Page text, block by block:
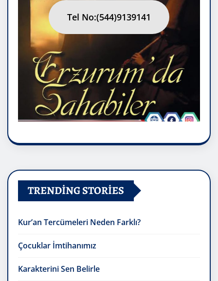
Tel No:(544)9139141
TRENDING STORIES
Kur’an Tercümeleri Neden Farklı?
Çocuklar İmtihanımız
Karakterini Sen Belirle